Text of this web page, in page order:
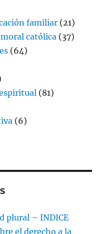
familiar (21)
católica (37)
(64)
(81)
(6)
plural – INDICE
el derecho a la